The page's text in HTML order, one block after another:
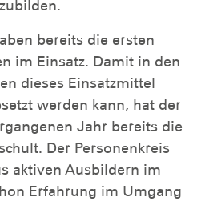
bereits die ersten
im Einsatz. Damit in den
dieses Einsatzmittel
werden kann, hat der
Jahr bereits die
Der Personenkreis
aktiven Ausbildern im
Erfahrung im Umgang